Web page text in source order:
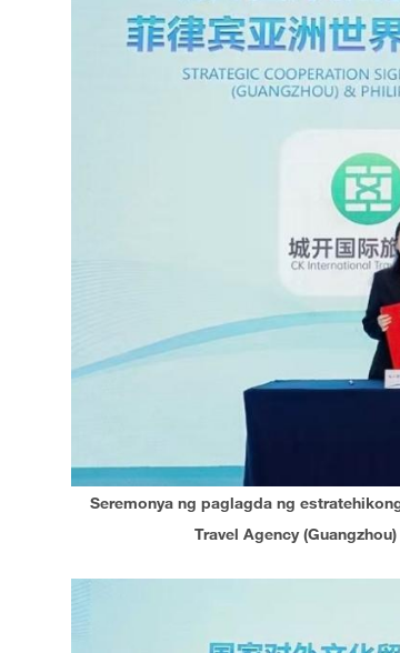
Seremonya ng paglagda ng
Travel Agency